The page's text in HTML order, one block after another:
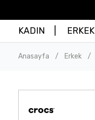
KADIN ERKEK
Anasayfa / Erkek /